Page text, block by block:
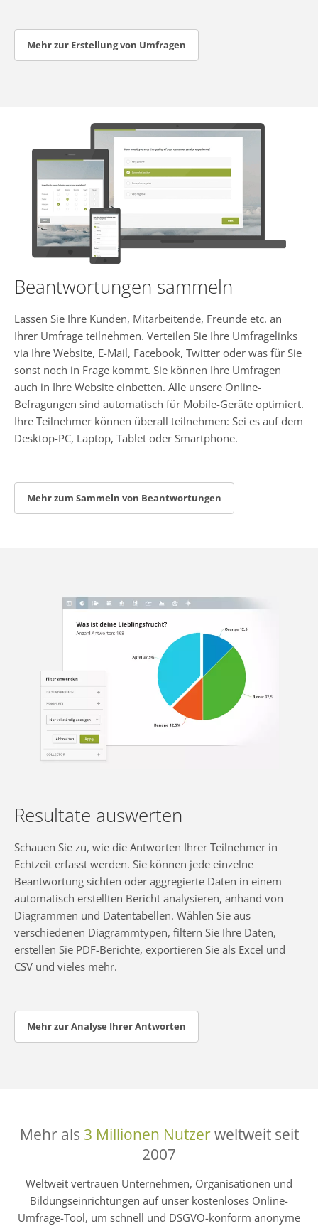
Mehr zur Erstellung von Umfragen
Beantwortungen sammeln
Lassen Sie Ihre Kunden, Mitarbeitende, Freunde etc. an
Ihrer Umfrage teilnehmen. Verteilen Sie Ihre Umfragelinks
via Ihre Website, E-Mail, Facebook, Twitter oder was für Sie
sonst noch in Frage kommt. Sie können Ihre Umfragen
auch in Ihre Website einbetten. Alle unsere Online-
Befragungen sind automatisch für Mobile-Geräte optimiert.
Ihre Teilnehmer können überall teilnehmen: Sei es auf dem
Desktop-PC, Laptop, Tablet oder Smartphone.
Mehr zum Sammeln von Beantwortungen
Resultate auswerten
Schauen Sie zu, wie die Antworten Ihrer Teilnehmer in
Echtzeit erfasst werden. Sie können jede einzelne
Beantwortung sichten oder aggregierte Daten in einem
automatisch erstellten Bericht analysieren, anhand von
Diagrammen und Datentabellen. Wählen Sie aus
verschiedenen Diagrammtypen, filtern Sie Ihre Daten,
erstellen Sie PDF-Berichte, exportieren Sie als Excel und
CSV und vieles mehr.
Mehr zur Analyse Ihrer Antworten
Mehr als 3 Millionen Nutzerweltweit seit
2007
Weltweit vertrauen Unternehmen, Organisationen und
Bildungseinrichtungen auf unser kostenloses Online-
Umfrage-Tool, um schnell und DSGVO-konform anonyme